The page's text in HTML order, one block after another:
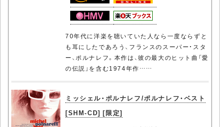
70年代に洋楽を聴いていた人なら一度ならずと
も耳にしたであろう、フランスのスーパー・スタ
ー、ポルナレフ。本作は、彼の最大のヒット曲「愛
の伝説」を含む1974年作……
ミッシェル・ポルナレフ/ポルナレフ・ベスト
[SHM-CD] [限定]